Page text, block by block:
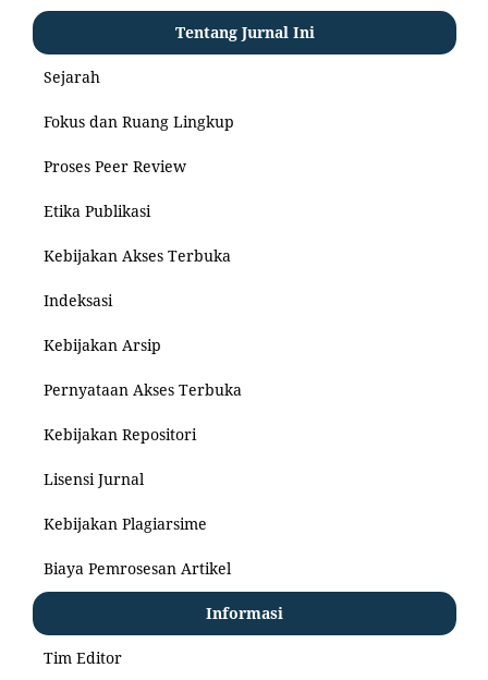
Tentang Jurnal Ini
Sejarah
Fokus dan Ruang Lingkup
Proses Peer Review
Etika Publikasi
Kebijakan Akses Terbuka
Indeksasi
Kebijakan Arsip
Pernyataan Akses Terbuka
Kebijakan Repositori
Lisensi Jurnal
Kebijakan Plagiarsime
Biaya Pemrosesan Artikel
Informasi
Tim Editor